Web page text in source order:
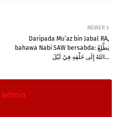
NEWER
Daripada Mu’az bin Jabal RA,
bahawa Nabi SAW bersabda: ‎يَطَّلِعُ
اللهُ إِلَى خَلْقِهِ فِيْ لَيْلَ...
admin